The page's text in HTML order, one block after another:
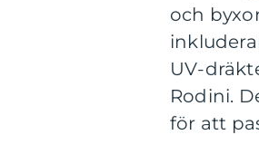
och
UV-
Rodini.
för att